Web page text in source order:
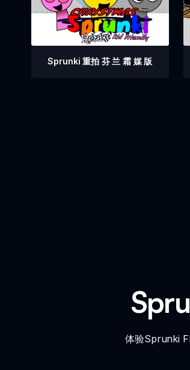
Sprunki 重拍 芬 兰 霜 媒 版
体验Sprunki